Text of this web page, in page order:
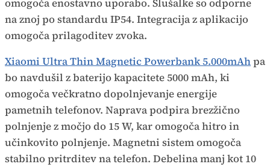
omogoča enostavno uporabo. Slušalke so odporne
na znoj po standardu IP54. Integracija z aplikacijo
omogoča prilagoditev zvoka.
Xiaomi Ultra Thin Magnetic Powerbank 5.000mAhpa
bo navdušil z baterijo kapacitete 5000 mAh, ki
omogoča večkratno dopolnjevanje energije
pametnih telefonov. Naprava podpira brezžično
polnjenje z močjo do 15 W, kar omogoča hitro in
učinkovito polnjenje. Magnetni sistem omogoča
stabilno pritrditev na telefon. Debelina manj kot 10